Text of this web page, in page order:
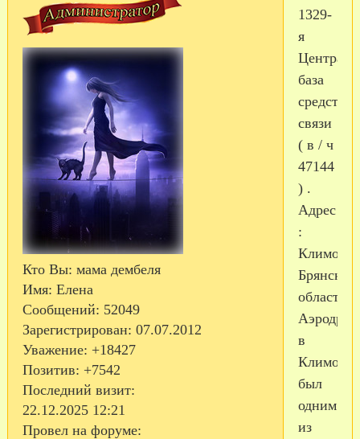
Кто Вы: мама дембеля
Имя: Елена
Сообщений: 52049
Зарегистрирован: 07.07.2012
Уважение: +18427
Позитив: +7542
Последний визит:
22.12.2025 12:21
Провел на форуме:
1329-
я
база
средств
связи
( в / ч
47144
) .
Адрес
:
Климово
Брянской
области.
Аэродром
в
Климово
был
одним
из